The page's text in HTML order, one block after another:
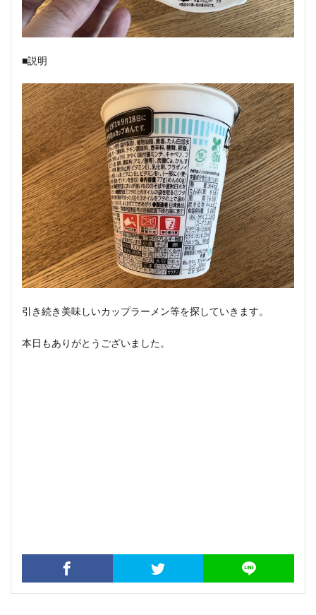
■説明
引き続き美味しいカップラーメン等を探していきます。
本日もありがとうございました。